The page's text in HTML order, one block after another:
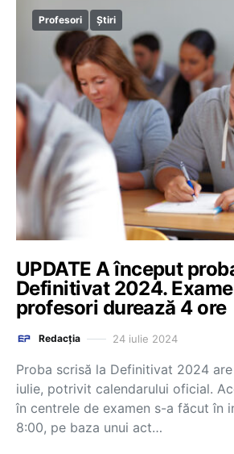
Profesori Știri
UPDATE A început
Definitivat 2024.
profesori durează 4 ore
Redacția 24 iulie 2024
Proba scrisă la Definitivat 2024
iulie, potrivit calendarului oficial.
în centrele de examen s-a făcut în
8:00, pe baza unui act…